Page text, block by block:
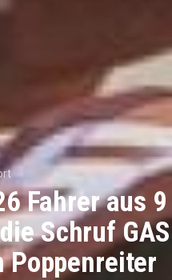
Fahrer aus 9
Schruf GAS
Poppenreiter